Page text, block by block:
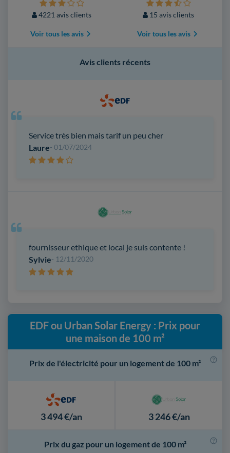
4221 avis clients
Voir tous les avis
15 avis clients
Voir tous les avis
Service très bien mais tarif un peu cher
Laure- 01/07/2024
Avis clients récents
fournisseur ethique et local je suis contente !
Sylvie- 12/11/2020
EDF ou Urban Solar Energy : Prix pour
une maison de 100 m²
3 494 €/an
Prix de l'électricité pour un logement de 100 m²
3 246 €/an
Prix du gaz pour un logement de 100 m²